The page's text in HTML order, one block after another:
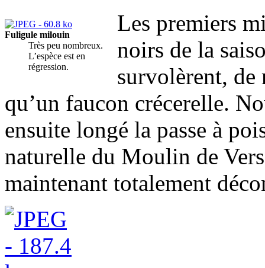
Fuligule milouin
Très peu nombreux.
L’espèce est en
régression.
Les premiers
noirs de la
survolèrent, de
qu’un faucon crécerelle.
ensuite longé la passe à
naturelle du Moulin de
maintenant totalement